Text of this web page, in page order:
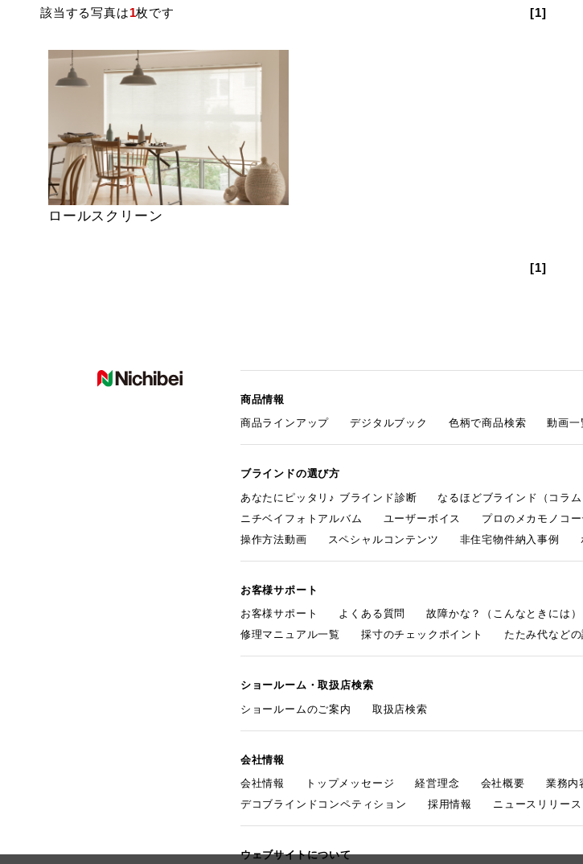
該当する写真は1枚です [1]
ロールスクリーン
[1]
商品情報
商品ラインアップ
デジタルブック 色柄で商品検索 動画一
ブラインドの選び方
あなたにピッタリ♪ ブラインド診断
なるほどブラインド（コラム
ニチベイフォトアルバム
ユーザーボイス プロのメカモノコ
操作方法動画
スペシャルコンテンツ 非住宅物件納入事例
お客様サポート
お客様サポート
よくある質問 故障かな？（こんなときには）
修理マニュアル一覧
採寸のチェックポイント たたみ代など
ショールーム・取扱店検索
ショールームのご案内
取扱店検索
会社情報
会社情報
トップメッセージ 経営理念 会社概要 業務内
デコブラインドコンペティション
採用情報 ニュースリリース
ウェブサイトについて